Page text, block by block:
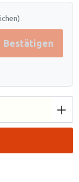
Bestätigen